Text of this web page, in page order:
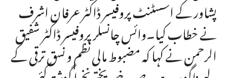
پشاور کے اسسٹنٹ پروفیسر ڈاکٹر عرفان اشرف
نے خطاب کیا۔وائس چانسلر پروفیسر ڈاکٹر شفیق
الرحمن نے کہا کہ مضبوط مالی نظم و نسق ترقی کے